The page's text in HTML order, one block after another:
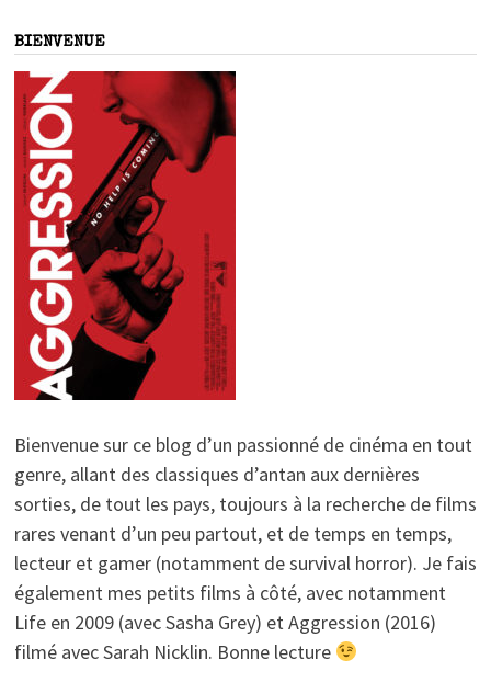
BIENVENUE
Bienvenue sur ce blog d’un passionné de cinéma en tout
genre, allant des classiques d’antan aux dernières
sorties, de tout les pays, toujours à la recherche de films
rares venant d’un peu partout, et de temps en temps,
lecteur et gamer (notamment de survival horror). Je fais
également mes petits films à côté, avec notamment
Life en 2009 (avec Sasha Grey) et Aggression (2016)
filmé avec Sarah Nicklin. Bonne lecture